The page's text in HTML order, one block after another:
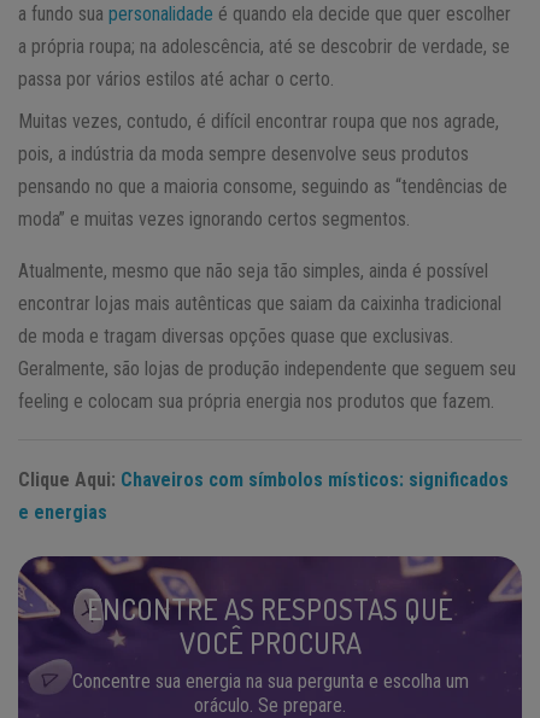
a fundo sua personalidade é quando ela decide que quer escolher
a própria roupa; na adolescência, até se descobrir de verdade, se
passa por vários estilos até achar o certo.
Muitas vezes, contudo, é difícil encontrar roupa que nos agrade,
pois, a indústria da moda sempre desenvolve seus produtos
pensando no que a maioria consome, seguindo as “tendências de
moda” e muitas vezes ignorando certos segmentos.
Atualmente, mesmo que não seja tão simples, ainda é possível
encontrar lojas mais autênticas que saiam da caixinha tradicional
de moda e tragam diversas opções quase que exclusivas.
Geralmente, são lojas de produção independente que seguem seu
feeling e colocam sua própria energia nos produtos que fazem.
Clique Aqui: Chaveiros com símbolos místicos: significados
e energias
ENCONTRE AS RESPOSTAS QUE
VOCÊ PROCURA
Concentre sua energia na sua pergunta e escolha um
oráculo. Se prepare.